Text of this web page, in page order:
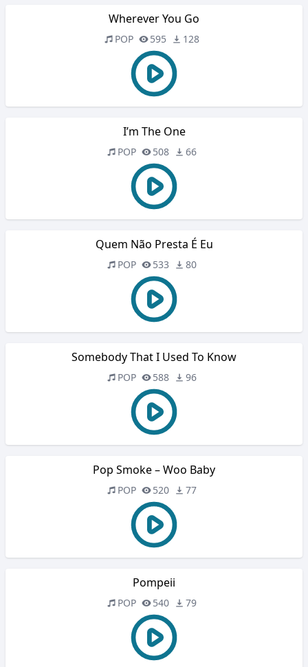
Wherever You Go
POP 595 128
I’m The One
POP 508 66
Quem Não Presta É Eu
POP 533 80
Somebody That I Used To Know
POP 588 96
Pop Smoke – Woo Baby
POP 520 77
Pompeii
POP 540 79